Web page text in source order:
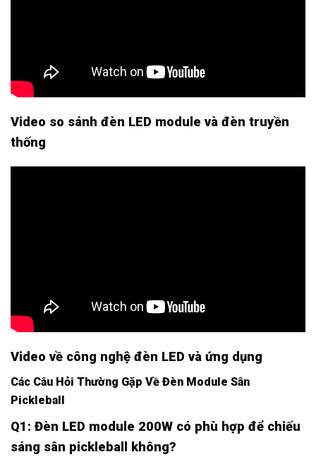
Video so sánh đèn LED module và đèn truyền
thống
Video về công nghệ đèn LED và ứng dụng
Các Câu Hỏi Thường Gặp Về Đèn Module Sân
Pickleball
Q1: Đèn LED module 200W có phù hợp để chiếu
sáng sân pickleball không?